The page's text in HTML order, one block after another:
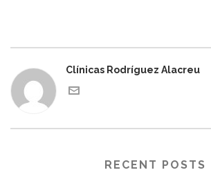
Clínicas Rodríguez Alacreu
RECENT POSTS